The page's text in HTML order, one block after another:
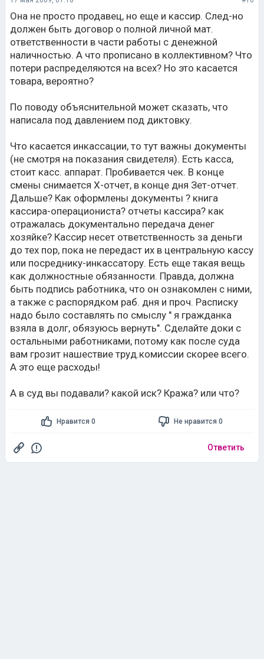
Она не просто продавец, но еще и кассир. След-но
должен быть договор о полной личной мат.
ответственности в части работы с денежной
наличностью. А что прописано в коллективном? Что
потери распределяются на всех? Но это касается
товара, вероятно?
По поводу объяснительной может сказать, что
написала под давлением под диктовку.
Что касается инкассации, то тут важны документы
(не смотря на показания свидетеля). Есть касса,
стоит касс. аппарат. Пробивается чек. В конце
смены снимается Х-отчет, в конце дня Зет-отчет.
Дальше? Как оформлены документы ? книга
кассира-операциониста? отчеты кассира? как
отражалась документально передача денег
хозяйке? Кассир несет ответственность за деньги
до тех пор, пока не передаст их в центральную кассу
или посреднику-инкассатору. Есть еще такая вещь
как должностные обязанности. Правда, должна
быть подпись работника, что он ознакомлен с ними,
а также с распорядком раб. дня и проч. Расписку
надо было составлять по смыслу " я гражданка
взяла в долг, обязуюсь вернуть". Сделайте доки с
остальными работниками, потому как после суда
вам грозит нашествие труд.комиссии скорее всего.
А это еще расходы!
А в суд вы подавали? какой иск? Кража? или что?
Нравится 0 Не нравится 0
Ответить